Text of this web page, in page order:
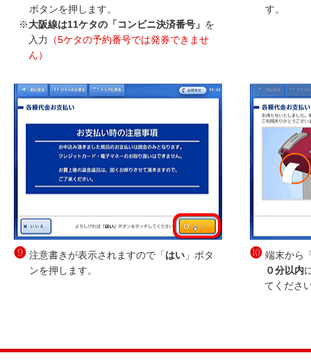
ボタンを押します。
※大阪線は11ケタの「コンビニ決済番号」 を
入力
（5ケタの予約番号では発券できませ
ん）
す。
❾ 注意書きが表示されますので「はい 」ボタ
ンを押します。
❿ 端末から
０分以内
てくださ